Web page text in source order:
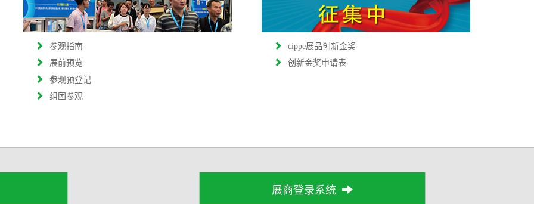
参观指南
展前预览
参观预登记
组团参观
cippe展品创新金奖
创新金奖申请表
展商登录系统